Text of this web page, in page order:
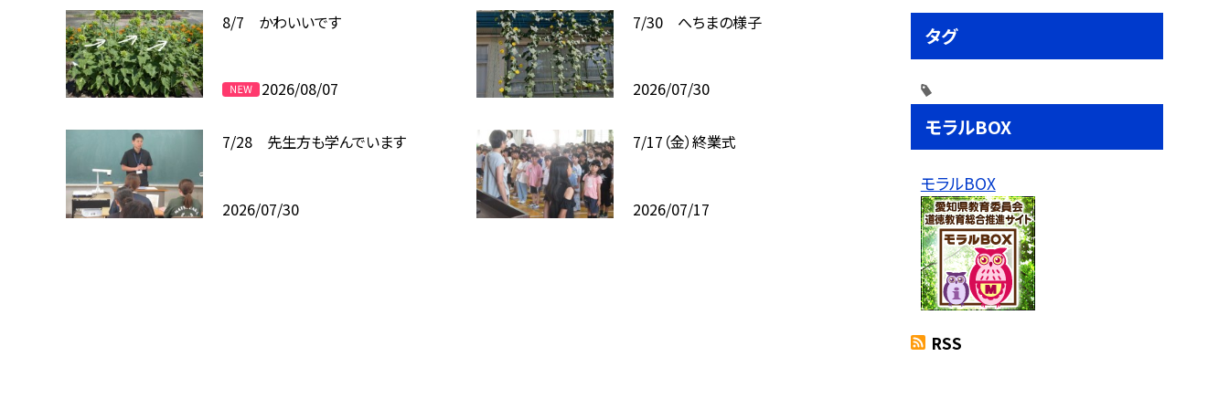
8/7 かわいいです
2026/08/07
7/30 へちまの様子
2026/07/30
7/28 先生方も学んでいます
2026/07/30
7/17（金）終業式
2026/07/17
タグ
モラルBOX
モラルBOX
RSS